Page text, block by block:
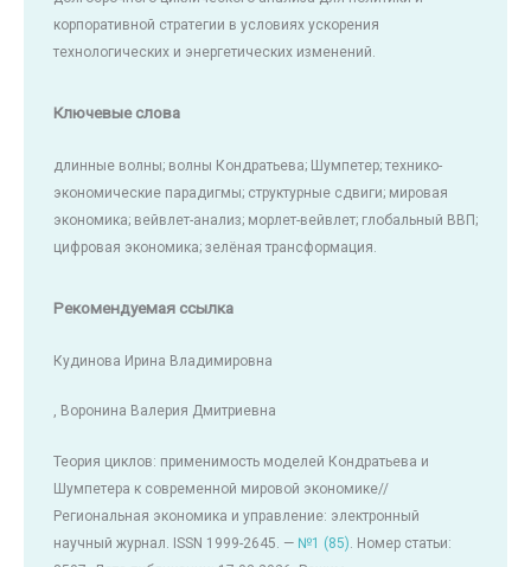
корпоративной стратегии в условиях ускорения
технологических и энергетических изменений.
Ключевые слова
длинные волны; волны Кондратьева; Шумпетер; технико-
экономические парадигмы; структурные сдвиги; мировая
экономика; вейвлет-анализ; морлет-вейвлет; глобальный ВВП;
цифровая экономика; зелёная трансформация.
Рекомендуемая ссылка
Кудинова Ирина Владимировна
, Воронина Валерия Дмитриевна
Теория циклов: применимость моделей Кондратьева и
Шумпетера к современной мировой экономике//
Региональная экономика и управление: электронный
научный журнал. ISSN 1999-2645. — №1 (85) . Номер статьи: